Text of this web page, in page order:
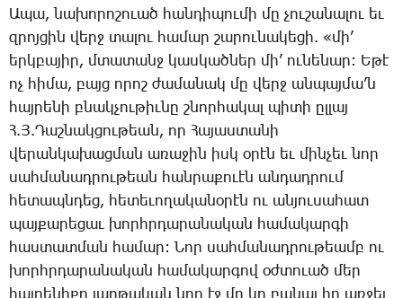
Ա­պա, նա­խո­րո­շո­ւած հան­դի­պու­մի մը չու­շա­նա­լու եւ
զրոյ­ցին վերջ տա­լու հա­մար շա­րու­նա­կե­ցի. «մի’
երկ­բա­յիր, մտա­տանջ կաս­կած­ներ մի’ ու­նե­նար: Ե­թէ
ոչ հի­մա, բայց ո­րոշ ժա­մա­նակ մը վերջ ան­պայ­մա’ն
հայ­րե­նի բնակ­չու­թիւ­նը շնոր­հա­կալ պի­տի ըլ­լայ
Հ.Յ.­Դաշ­նակ­ցու­թեան, որ ­Հա­յաս­տա­նի
վե­րան­կա­խաց­ման ա­ռա­ջին իսկ օ­րէն եւ մին­չեւ նոր
սահ­մա­նադ­րու­թեան հան­րա­քո­ւէն ան­դադ­րում
հե­տապն­դեց, հե­տե­ւո­ղա­կա­նօ­րէն ու ան­յու­սա­հատ
պայ­քա­րե­ցաւ խորհր­դա­րա­նա­կան հա­մա­կար­գի
հաս­տատ­ման հա­մար: ­Նոր սահ­մա­նադ­րու­թեամբ ու
խորհր­դա­րա­նա­կան հա­մա­կար­գով օժ­տո­ւած մեր
հայ­րե­նի­քը յաղ­թա­կան նոր էջ մը կը բա­նայ իր առ­ջեւ